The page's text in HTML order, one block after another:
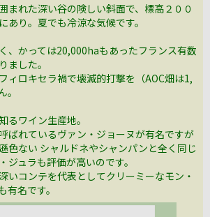
まれた深い谷の険しい斜面で、標高２００
あり。夏でも冷涼な気候です。
、かっては20,000haもあったフランス有数
ました。
ィロキセラ禍で壊滅的打撃を（AOC畑は1,
るワイン生産地。
ばれているヴァン・ジョーヌが有名ですが
色ない シャルドネやシャンパンと全く同じ
ジュラも評価が高いのです。
いコンテを代表としてクリーミーなモン・
有名です。